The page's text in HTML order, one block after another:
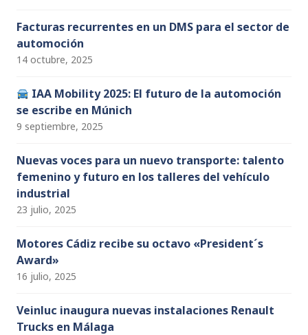
Facturas recurrentes en un DMS para el sector de
automoción
14 octubre, 2025
IAA Mobility 2025: El futuro de la automoción
se escribe en Múnich
9 septiembre, 2025
Nuevas voces para un nuevo transporte: talento
femenino y futuro en los talleres del vehículo
industrial
23 julio, 2025
Motores Cádiz recibe su octavo «President´s
Award»
16 julio, 2025
Veinluc inaugura nuevas instalaciones Renault
Trucks en Málaga